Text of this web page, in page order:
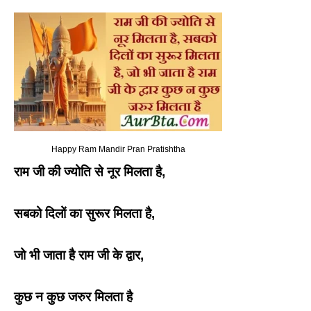
Happy Ram Mandir Pran Pratishtha
राम जी की ज्योति से नूर मिलता है,
सबको दिलों का सुरूर मिलता है,
जो भी जाता है राम जी के द्वार,
कुछ न कुछ जरुर मिलता है